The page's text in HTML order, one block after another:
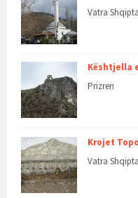
Vatra
Kështjella
Prizren
Krojet
Vatra